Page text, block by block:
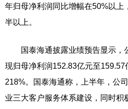
年归母净利润同比增幅在50%以上
半以上。
国泰海通披露业绩预告显示，
现归母净利润152.83亿元至
218%。国泰海通称，上半年，公
业三大客户服务体系建设，同时积